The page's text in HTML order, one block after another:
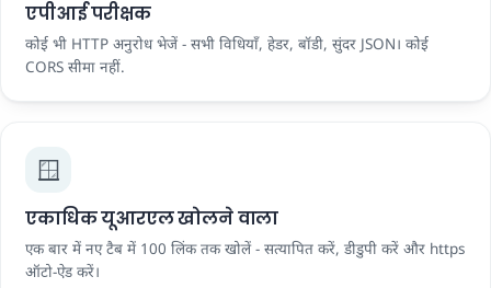
एपीआई परीक्षक
कोई भी HTTP अनुरोध भेजें - सभी विधियाँ, हेडर, बॉडी, सुंदर JSON। कोई
CORS सीमा नहीं.
🪟
एकाधिक यूआरएल खोलने वाला
एक बार में नए टैब में 100 लिंक तक खोलें - सत्यापित करें, डीडुपी करें और https
ऑटो-ऐड करें।